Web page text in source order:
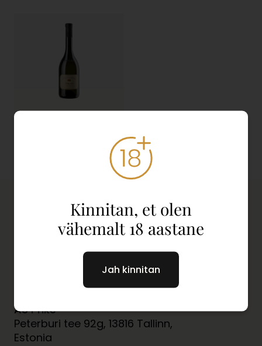
AS Prike
Peterburi tee 92g, 13816 Tallinn,
Estonia
Kinnitan, et olen
vähemalt 18 aastane
Jah kinnitan